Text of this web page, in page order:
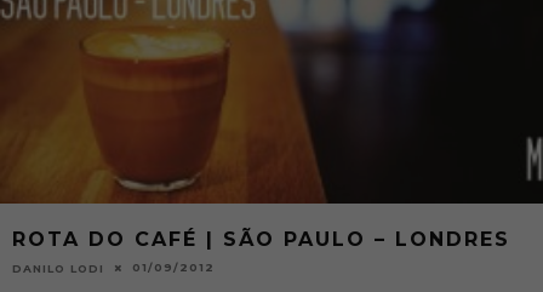
ROTA DO CAFÉ | SÃO PAULO – LONDRES
DANILO LODI 01/09/2012